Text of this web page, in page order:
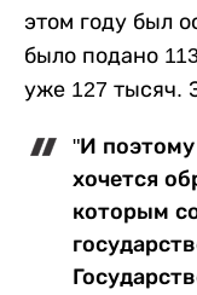
этом году был
было подано
уже 127 тысяч.
"И
хочется
которым